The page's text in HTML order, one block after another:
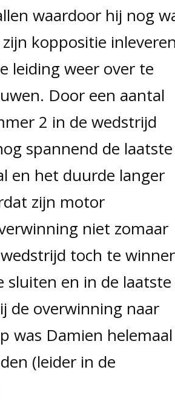
waardoor hij nog
koppositie
leiding weer over te
Door een aantal
2 in de wedstrijd
spannend de laatste
en het duurde langer
zijn motor
niet zomaar
toch te
sluiten en in de laatste
de overwinning naar
was Damien helemaal
(leider in de